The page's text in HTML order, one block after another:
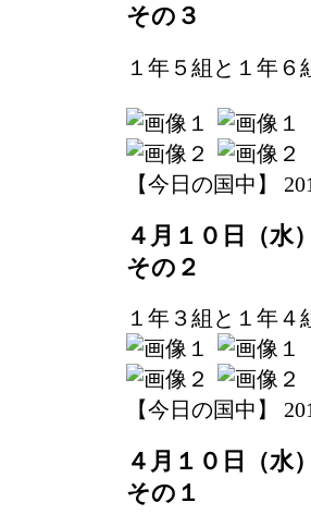
その３
１年５組と１年６
【今日の国中】
４月１０日（
その２
１年３組と１年４
【今日の国中】
４月１０日（
その１